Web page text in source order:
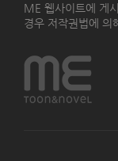
ME 웹사이트에 게
경우 저작권법에 의